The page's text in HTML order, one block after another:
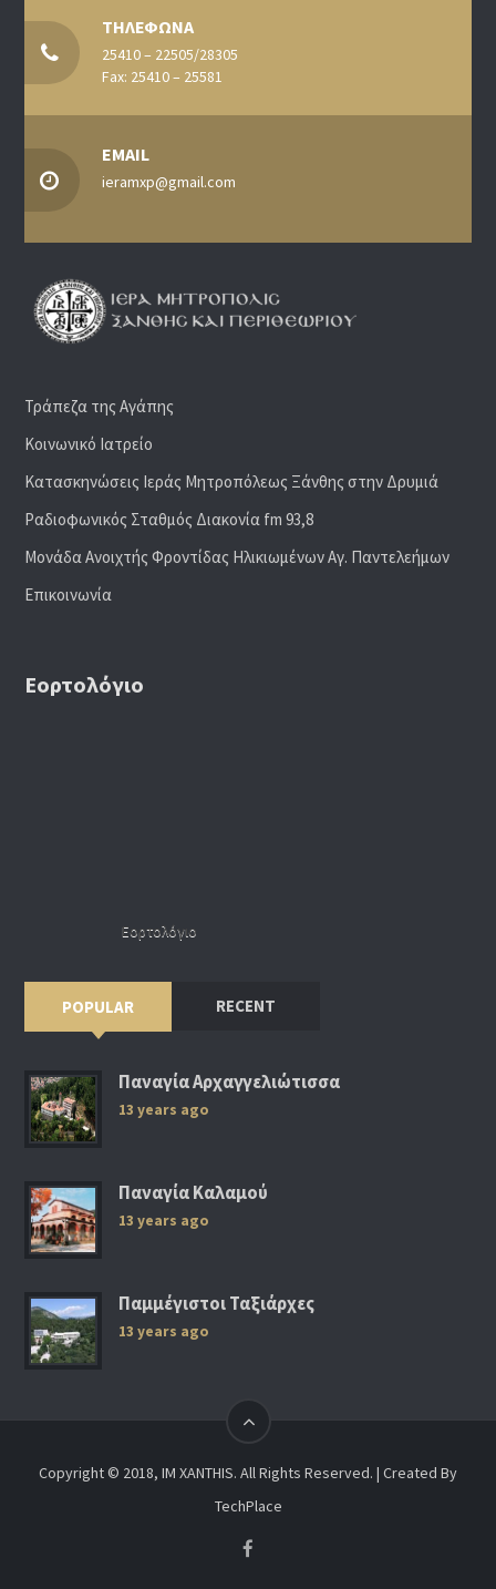
ΤΗΛΕΦΩΝΑ
25410 – 22505/28305
Fax: 25410 – 25581
EMAIL
ieramxp@gmail.com
Τράπεζα της Αγάπης
Κοινωνικό Ιατρείο
Κατασκηνώσεις Ιεράς Μητροπόλεως Ξάνθης στην Δρυμιά
Ραδιoφωνικός Σταθμός Διακονία fm 93,8
Μονάδα Ανοιχτής Φροντίδας Ηλικιωμένων Αγ. Παντελεήμων
Επικοινωνία
Εορτολόγιο
Εορτολόγιο
POPULAR RECENT
Παναγία Αρχαγγελιώτισσα
13 years ago
Παναγία Καλαμού
13 years ago
Παμμέγιστοι Ταξιάρχες
13 years ago
Copyright © 2018, IM XANTHIS. All Rights Reserved. | Created By
TechPlace